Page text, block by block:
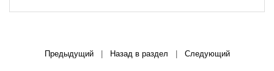
Предыдущий| Назад в раздел Следующий